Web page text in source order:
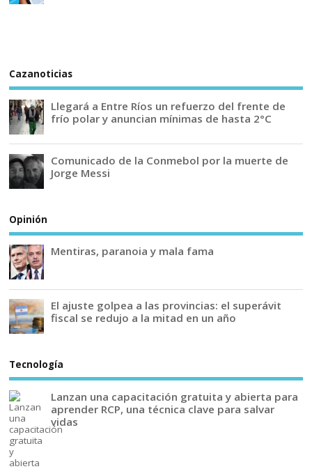
Cazanoticias
Llegará a Entre Ríos un refuerzo del frente de
frío polar y anuncian mínimas de hasta 2°C
Comunicado de la Conmebol por la muerte de
Jorge Messi
Opinión
Mentiras, paranoia y mala fama
El ajuste golpea a las provincias: el superávit
fiscal se redujo a la mitad en un año
Tecnología
Lanzan una capacitación gratuita y abierta para
aprender RCP, una técnica clave para salvar
vidas